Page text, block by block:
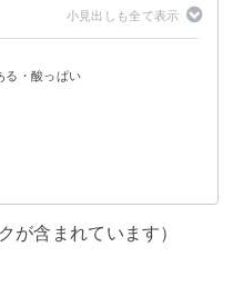
る・酸っぱい
・防止法
・防止法
防止法
が含まれています）